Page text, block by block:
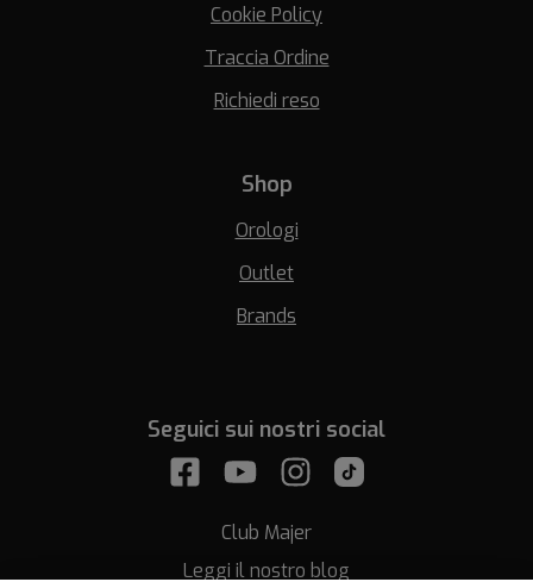
Cookie Policy
Traccia Ordine
Richiedi reso
Shop
Orologi
Outlet
Brands
Seguici sui nostri social
Club Majer
Leggi il nostro blog